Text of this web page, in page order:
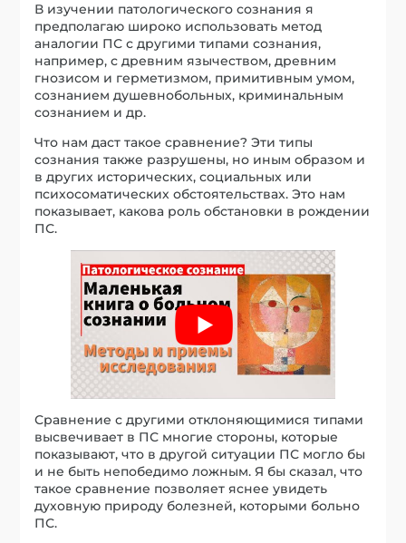
В изучении патологического сознания я
предполагаю широко использовать метод
аналогии ПС с другими типами сознания,
например, с древним язычеством, древним
гнозисом и герметизмом, примитивным умом,
сознанием душевнобольных, криминальным
сознанием и др.
Что нам даст такое сравнение? Эти типы
сознания также разрушены, но иным образом и
в других исторических, социальных или
психосоматических обстоятельствах. Это нам
показывает, какова роль обстановки в рождении
ПС.
Сравнение с другими отклоняющимися типами
высвечивает в ПС многие стороны, которые
показывают, что в другой ситуации ПС могло бы
и не быть непобедимо ложным. Я бы сказал, что
такое сравнение позволяет яснее увидеть
духовную природу болезней, которыми больно
ПС.